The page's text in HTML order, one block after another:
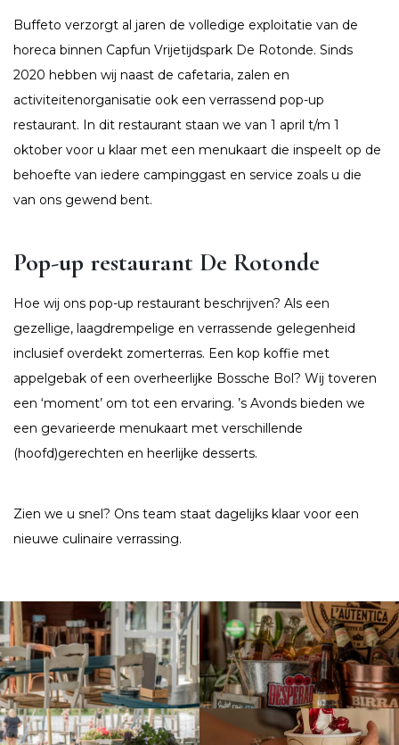
Buffeto verzorgt al jaren de volledige exploitatie van de
horeca binnen Capfun Vrijetijdspark De Rotonde. Sinds
2020 hebben wij naast de cafetaria, zalen en
activiteitenorganisatie ook een verrassend pop-up
restaurant. In dit restaurant staan we van 1 april t/m 1
oktober voor u klaar met een menukaart die inspeelt op de
behoefte van iedere campinggast en service zoals u die
van ons gewend bent.
Pop-up restaurant De Rotonde
Hoe wij ons pop-up restaurant beschrijven? Als een
gezellige, laagdrempelige en verrassende gelegenheid
inclusief overdekt zomerterras. Een kop koffie met
appelgebak of een overheerlijke Bossche Bol? Wij toveren
een ‘moment’ om tot een ervaring. ’s Avonds bieden we
een gevarieerde menukaart met verschillende
(hoofd)gerechten en heerlijke desserts.
Zien we u snel? Ons team staat dagelijks klaar voor een
nieuwe culinaire verrassing.